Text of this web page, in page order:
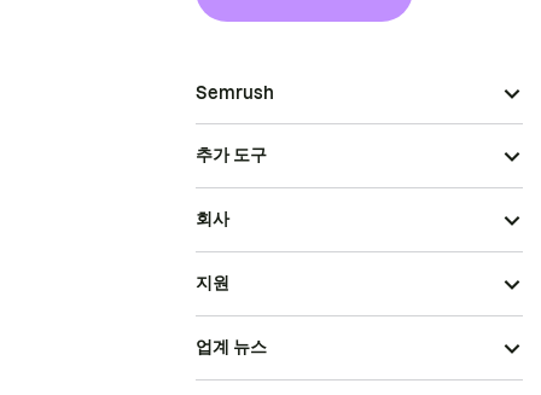
Semrush
추가 도구
회사
지원
업계 뉴스